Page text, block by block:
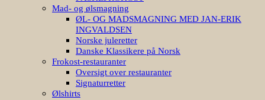
Mad- og ølsmagning
ØL- OG MADSMAGNING MED JAN-ERIK
INGVALDSEN
Norske juleretter
Danske Klassikere på Norsk
Frokost-restauranter
Oversigt over restauranter
Signaturretter
Ølshirts